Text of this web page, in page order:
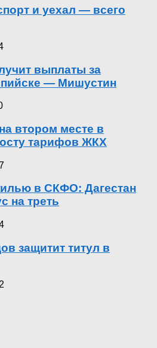
и уехал — всего
выплаты за
— Мишустин
втором месте в
тарифов ЖКХ
в СКФО: Дагестан
на треть
защитит титул в